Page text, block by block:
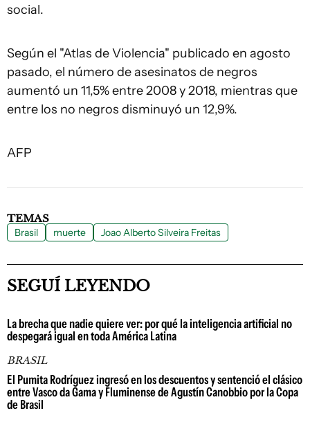
social.
Según el "Atlas de Violencia" publicado en agosto
pasado, el número de asesinatos de negros
aumentó un 11,5% entre 2008 y 2018, mientras que
entre los no negros disminuyó un 12,9%.
AFP
TEMAS
Brasil muerte Joao Alberto Silveira Freitas
SEGUÍ LEYENDO
La brecha que nadie quiere ver: por qué la inteligencia artificial no
despegará igual en toda América Latina
BRASIL
El Pumita Rodríguez ingresó en los descuentos y sentenció el clásico
entre Vasco da Gama y Fluminense de Agustín Canobbio por la Copa
de Brasil